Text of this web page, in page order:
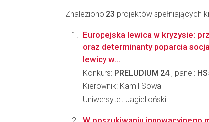
Znaleziono 23 projektów spełniających
Europejska lewica w kryzysie:
oraz determinanty poparcia
lewicy w...
Konkurs: PRELUDIUM 24, panel:
Kierownik: Kamil Sowa
Uniwersytet Jagielloński
W poszukiwaniu innowacyjnego